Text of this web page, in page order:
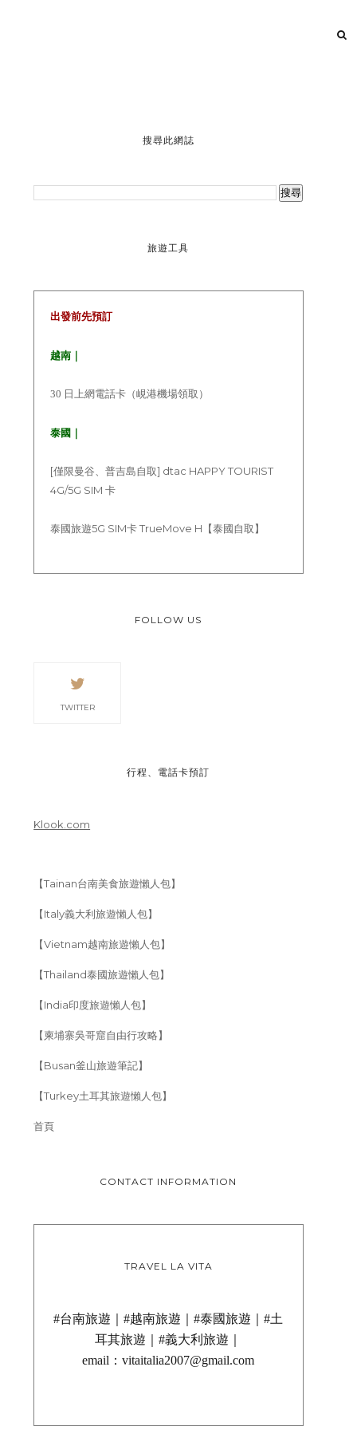
搜尋此網誌
旅遊工具
出發前先預訂
越南｜
30 日上網電話卡（峴港機場領取）
泰國｜
[僅限曼谷、普吉島自取] dtac HAPPY TOURIST
4G/5G SIM 卡
泰國旅遊5G SIM卡 TrueMove H【泰國自取】
FOLLOW US
TWITTER
行程、電話卡預訂
Klook.com
【Tainan台南美食旅遊懶人包】
【Italy義大利旅遊懶人包】
【Vietnam越南旅遊懶人包】
【Thailand泰國旅遊懶人包】
【India印度旅遊懶人包】
【柬埔寨吳哥窟自由行攻略】
【Busan釜山旅遊筆記】
【Turkey土耳其旅遊懶人包】
首頁
CONTACT INFORMATION
TRAVEL LA VITA
#台南旅遊｜#越南旅遊｜#泰國旅遊｜#土
耳其旅遊｜#義大利旅遊｜
email：vitaitalia2007@gmail.com